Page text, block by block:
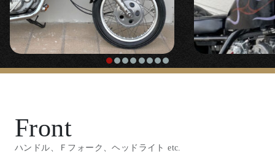
Front
ハンドル、Ｆフォーク、ヘッドライト etc.